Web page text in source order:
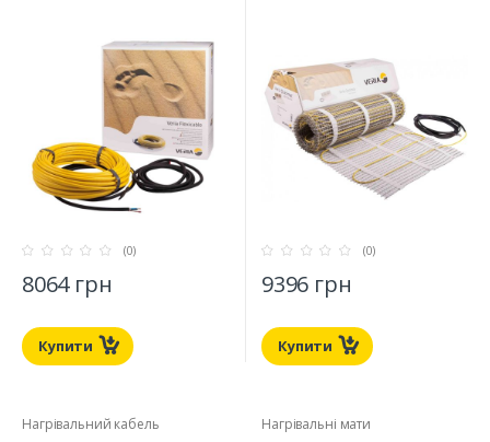
(0)
8064 грн
Купити
(0)
9396 грн
Купити
Нагрівальний кабель Нагрівальні мати